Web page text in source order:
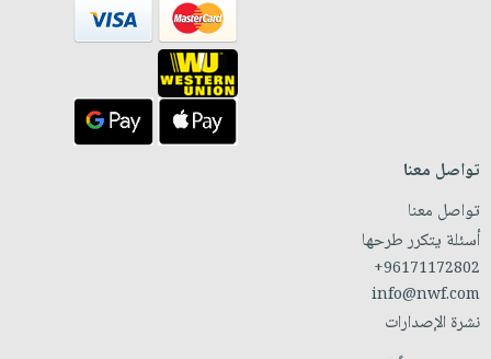
تواصل معنا
تواصل معنا
أسئلة يتكرر طرحها
+96171172802
info@nwf.com
نشرة الإصدارات